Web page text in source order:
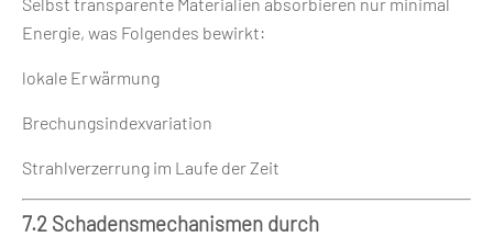
Energie, was Folgendes bewirkt:
lokale Erwärmung
Brechungsindexvariation
Strahlverzerrung im Laufe der Zeit
7.2 Schadensmechanismen durch